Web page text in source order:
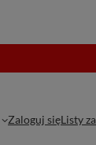
Zaloguj sięListy